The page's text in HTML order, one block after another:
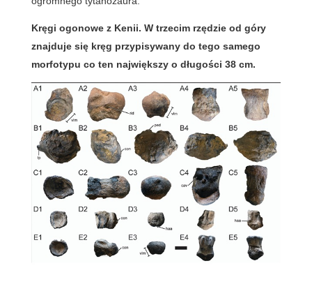
Kręgi ogonowe z Kenii. W trzecim rzędzie od góry
znajduje się kręg przypisywany do tego samego
morfotypu co ten największy o długości 38 cm.